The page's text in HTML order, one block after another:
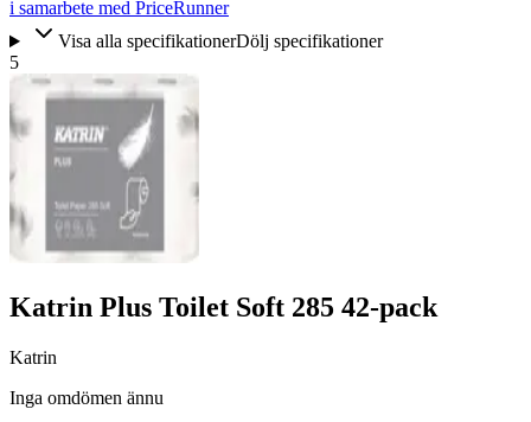
i samarbete med PriceRunner
Visa alla specifikationerDölj specifikationer
5
Katrin Plus Toilet Soft 285 42-pack
Katrin
Inga omdömen ännu